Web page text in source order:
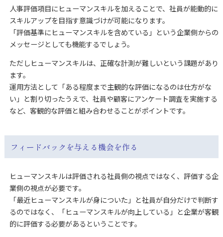
人事評価項目にヒューマンスキルを加えることで、社員が能動的に
スキルアップを目指す意識づけが可能になります。
「評価基準にヒューマンスキルを含めている」という企業側からの
メッセージとしても機能するでしょう。
ただしヒューマンスキルは、正確な計測が難しいという課題があり
ます。
運用方法として「ある程度まで主観的な評価になるのは仕方がな
い」と割り切ったうえで、社員や顧客にアンケート調査を実施する
など、客観的な評価と組み合わせることがポイントです。
フィードバックを与える機会を作る
ヒューマンスキルは評価される社員側の視点ではなく、評価する企
業側の視点が必要です。
「最近ヒューマンスキルが身についた」と社員が自分だけで判断す
るのではなく、「ヒューマンスキルが向上している」と企業が客観
的に評価する必要があるということです。